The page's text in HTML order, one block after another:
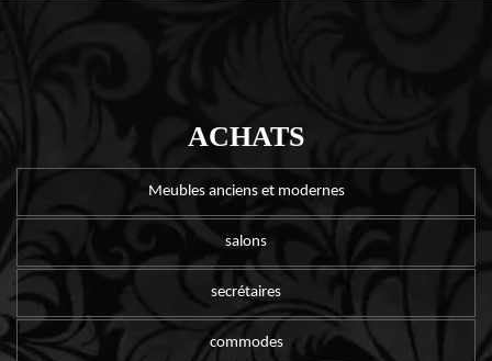
ACHATS
Meubles anciens et modernes
salons
secrétaires
commodes